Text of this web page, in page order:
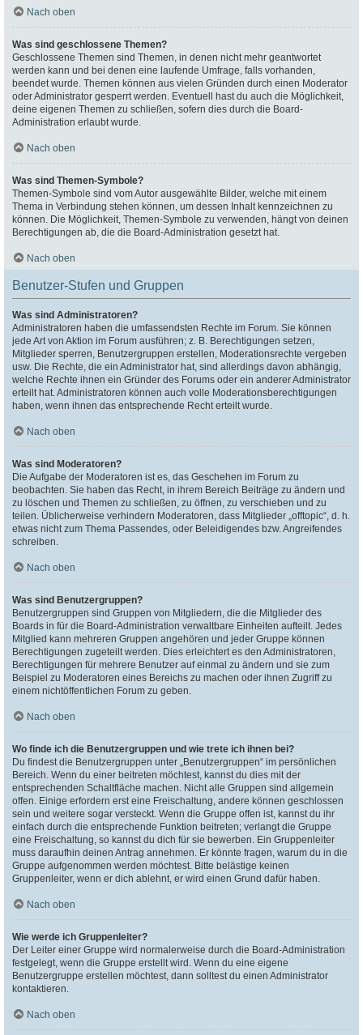
Nach oben
Was sind geschlossene Themen?
Geschlossene Themen sind Themen, in denen nicht mehr geantwortet
werden kann und bei denen eine laufende Umfrage, falls vorhanden,
beendet wurde. Themen können aus vielen Gründen durch einen Moderator
oder Administrator gesperrt werden. Eventuell hast du auch die Möglichkeit,
deine eigenen Themen zu schließen, sofern dies durch die Board-
Administration erlaubt wurde.
Nach oben
Was sind Themen-Symbole?
Themen-Symbole sind vom Autor ausgewählte Bilder, welche mit einem
Thema in Verbindung stehen können, um dessen Inhalt kennzeichnen zu
können. Die Möglichkeit, Themen-Symbole zu verwenden, hängt von deinen
Berechtigungen ab, die die Board-Administration gesetzt hat.
Nach oben
Benutzer-Stufen und Gruppen
Was sind Administratoren?
Administratoren haben die umfassendsten Rechte im Forum. Sie können
jede Art von Aktion im Forum ausführen; z. B. Berechtigungen setzen,
Mitglieder sperren, Benutzergruppen erstellen, Moderationsrechte vergeben
usw. Die Rechte, die ein Administrator hat, sind allerdings davon abhängig,
welche Rechte ihnen ein Gründer des Forums oder ein anderer Administrator
erteilt hat. Administratoren können auch volle Moderationsberechtigungen
haben, wenn ihnen das entsprechende Recht erteilt wurde.
Nach oben
Was sind Moderatoren?
Die Aufgabe der Moderatoren ist es, das Geschehen im Forum zu
beobachten. Sie haben das Recht, in ihrem Bereich Beiträge zu ändern und
zu löschen und Themen zu schließen, zu öffnen, zu verschieben und zu
teilen. Üblicherweise verhindern Moderatoren, dass Mitglieder „offtopic“, d. h.
etwas nicht zum Thema Passendes, oder Beleidigendes bzw. Angreifendes
schreiben.
Nach oben
Was sind Benutzergruppen?
Benutzergruppen sind Gruppen von Mitgliedern, die die Mitglieder des
Boards in für die Board-Administration verwaltbare Einheiten aufteilt. Jedes
Mitglied kann mehreren Gruppen angehören und jeder Gruppe können
Berechtigungen zugeteilt werden. Dies erleichtert es den Administratoren,
Berechtigungen für mehrere Benutzer auf einmal zu ändern und sie zum
Beispiel zu Moderatoren eines Bereichs zu machen oder ihnen Zugriff zu
einem nichtöffentlichen Forum zu geben.
Nach oben
Wo finde ich die Benutzergruppen und wie trete ich ihnen bei?
Du findest die Benutzergruppen unter „Benutzergruppen“ im persönlichen
Bereich. Wenn du einer beitreten möchtest, kannst du dies mit der
entsprechenden Schaltfläche machen. Nicht alle Gruppen sind allgemein
offen. Einige erfordern erst eine Freischaltung, andere können geschlossen
sein und weitere sogar versteckt. Wenn die Gruppe offen ist, kannst du ihr
einfach durch die entsprechende Funktion beitreten; verlangt die Gruppe
eine Freischaltung, so kannst du dich für sie bewerben. Ein Gruppenleiter
muss daraufhin deinen Antrag annehmen. Er könnte fragen, warum du in die
Gruppe aufgenommen werden möchtest. Bitte belästige keinen
Gruppenleiter, wenn er dich ablehnt, er wird einen Grund dafür haben.
Nach oben
Wie werde ich Gruppenleiter?
Der Leiter einer Gruppe wird normalerweise durch die Board-Administration
festgelegt, wenn die Gruppe erstellt wird. Wenn du eine eigene
Benutzergruppe erstellen möchtest, dann solltest du einen Administrator
kontaktieren.
Nach oben